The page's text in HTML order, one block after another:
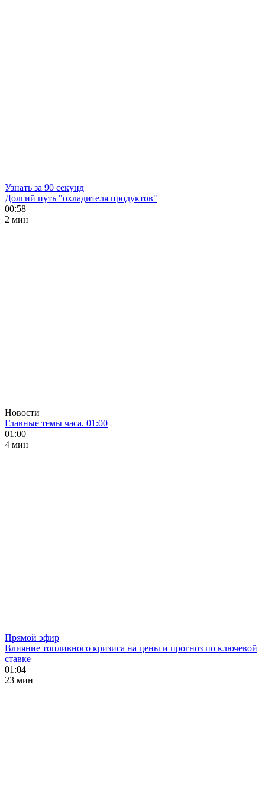
Узнать за 90 секунд
Долгий путь "охладителя продуктов"
00:58
2 мин
Новости
Главные темы часа. 01:00
01:00
4 мин
Прямой эфир
Влияние топливного кризиса на цены и прогноз по ключевой
ставке
01:04
23 мин